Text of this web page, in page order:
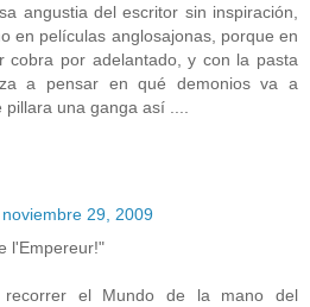
angustia del escritor sin inspiración,
en películas anglosajonas, porque en
cobra por adelantado, y con la pasta
a pensar en qué demonios va a
una ganga así ....
29, 2009
l'Empereur!"
recorrer el Mundo de la mano del